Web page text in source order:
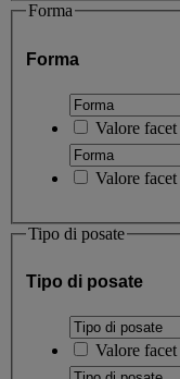
Forma
Forma
Valore facet
Valore facet
Tipo di posate
Tipo di posate
Valore facet